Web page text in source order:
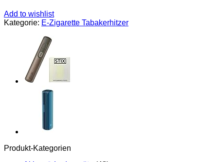
Add to wishlist
Kategorie: E-Zigarette Tabakerhitzer
Produkt-Kategorien